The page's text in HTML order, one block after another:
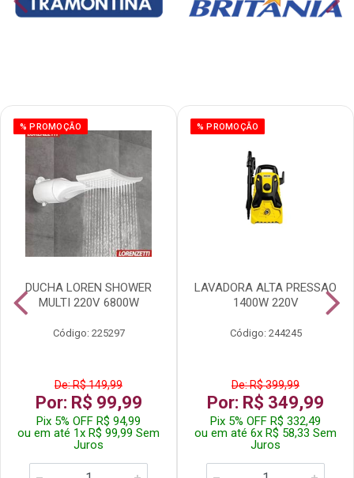
% PROMOÇÃO
DUCHA LOREN SHOWER
MULTI 220V 6800W
Código: 225297
De: R$ 149,99
Por: R$ 99,99
Pix 5% OFF R$ 94,99
ou em até 1x R$ 99,99 Sem
Juros
% PROMOÇÃO
LAVADORA ALTA PRESSAO
1400W 220V
Código: 244245
De: R$ 399,99
Por: R$ 349,99
Pix 5% OFF R$ 332,49
ou em até 6x R$ 58,33 Sem
Juros